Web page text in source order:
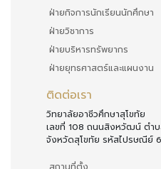
ฝ่ายกิจการนักเรียนนักศึกษา
ฝ่ายวิชาการ
ฝ่ายบริหารทรัพยากร
ฝ่ายยุทธศาสตร์และแผนงาน
ติดต่อเรา
วิทยาลัยอาชีวศึกษาสุโขทัย
เลขที่ 108 ถนนสิงหวัฒน์ ตำบ
จังหวัดสุโขทัย รหัสไปรษณีย์